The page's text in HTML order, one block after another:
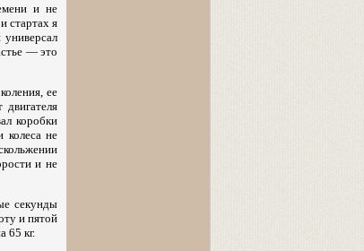
и не
стартах я
— это
ее
коробки
колеса не
и не
секунды
и пятой
65 кг.